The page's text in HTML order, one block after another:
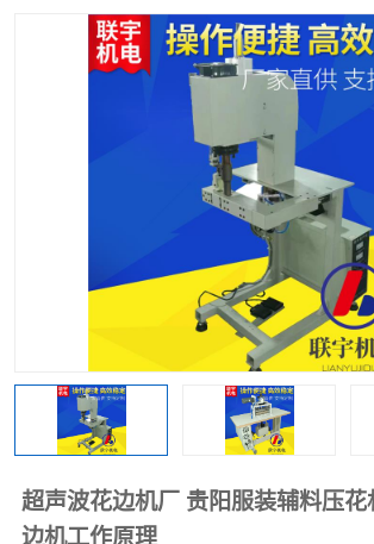
超声波花边机厂 贵阳服装辅料压
边机工作原理
高频压花压标机 自动超声
海绵产品